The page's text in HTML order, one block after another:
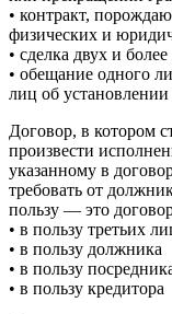
• контракт,
физических и
• сделка двух и
• обещание одного
лиц об установлении
Договор, в котором
произвести
указанному в
требовать от
пользу — это
• в пользу третьих
• в пользу должника
• в пользу
• в пользу кредитора